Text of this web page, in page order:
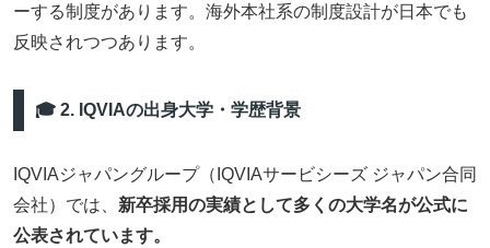
ーする制度があります。海外本社系の制度設計が日本でも
反映されつつあります。
🎓 2. IQVIAの出身大学・学歴背景
IQVIAジャパングループ（IQVIAサービシーズ ジャパン合同
会社）では、 新卒採用の実績として多くの大学名が公式に
公表されています。